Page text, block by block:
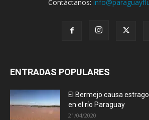
Contáctanos:
ENTRADAS POPULARES
El Bermejo causa
en el río Paraguay
21/04/2020